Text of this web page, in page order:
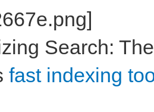
Search:
fast indexing